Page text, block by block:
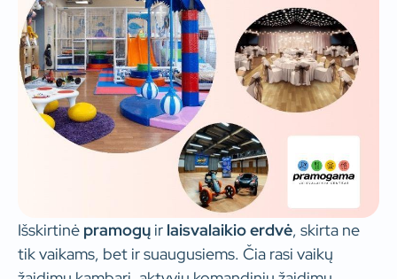
Išskirtinė pramogų ir laisvalaikioerdvė, skirta ne
tik vaikams, bet ir suaugusiems. Čia rasi vaikų